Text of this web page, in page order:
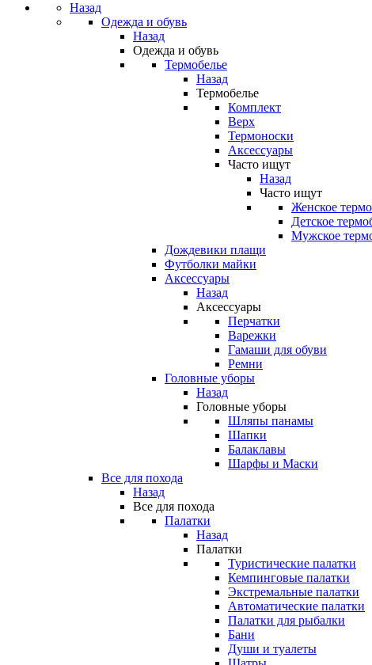
Назад
Одежда и обувь
Назад
Одежда и обувь
Термобелье
Назад
Термобелье
Комплект
Верх
Термоноски
Аксессуары
Часто ищут
Назад
Часто ищут
Женское
Детское
Мужское
Дождевики плащи
Футболки майки
Аксессуары
Назад
Аксессуары
Перчатки
Варежки
Гамаши для обуви
Ремни
Головные уборы
Назад
Головные уборы
Шляпы панамы
Шапки
Балаклавы
Шарфы и Маски
Все для похода
Назад
Все для похода
Палатки
Назад
Палатки
Туристические палатки
Кемпинговые палатки
Экстремальные палатки
Автоматические палатки
Палатки для рыбалки
Бани
Души и туалеты